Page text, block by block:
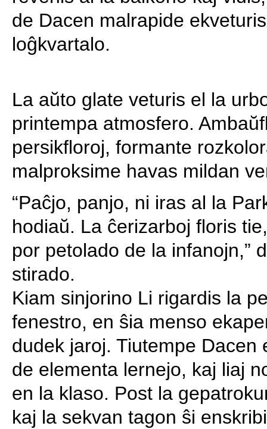
de Dacen malrapide
loĝkvartalo.
La aŭto glate veturis el la
printempa atmosfero.
persikfloroj, formante
malproksime havas mildan
“Paĉjo, panjo, ni iras al la
hodiaŭ. La ĉerizarboj floris
por petolado de la infanojn,”
stirado.
Kiam sinjorino Li rigardis la
fenestro, en ŝia menso
dudek jaroj. Tiutempe Dacen
de elementa lernejo, kaj liaj
en la klaso. Post la
kaj la sekvan tagon ŝi